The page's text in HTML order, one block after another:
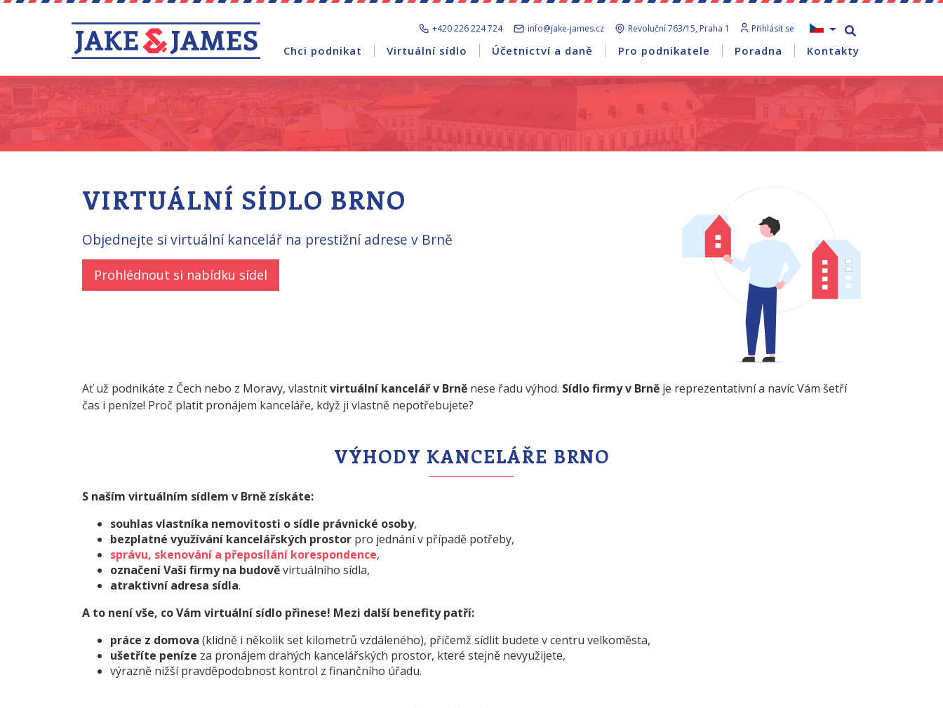
+420 226 224 724 info@jake-james.cz Revoluční 763/15, Praha 1 Přihlásit se
Chci podnikat Virtuální sídlo Účetnictví a daně Pro podnikatele Poradna Kontakty
VIRTUÁLNÍ SÍDLO BRNO
Objednejte si virtuální kancelář na prestižní adrese v Brně
Prohlédnout si nabídku sídel
Ať už podnikáte z Čech nebo z Moravy, vlastnitvirtuální kancelář v Brně nese řadu výhod. Sídlo firmy v Brně je reprezentativní a navíc Vám šetří
čas i peníze! Proč platit pronájem kanceláře, když ji vlastně nepotřebujete?
VÝHODY KANCELÁŘE BRNO
S naším virtuálním sídlem v Brně získáte:
souhlas vlastníka nemovitosti o sídle právnické osoby,
bezplatné využívání kancelářských prostor pro jednání v případě potřeby,
správu, skenování a přeposílání korespondence,
označení Vaší firmy na budověvirtuálního sídla,
atraktivní adresa sídla.
A to není vše, co Vám virtuální sídlo přinese! Mezi další benefity patří:
práce z domova (klidně i několik set kilometrů vzdáleného), přičemž sídlit budete v centru velkoměsta,
ušetříte peníze za pronájem drahých kancelářských prostor, které stejně nevyužijete,
výrazně nižší pravděpodobnost kontrol z finančního úřadu.